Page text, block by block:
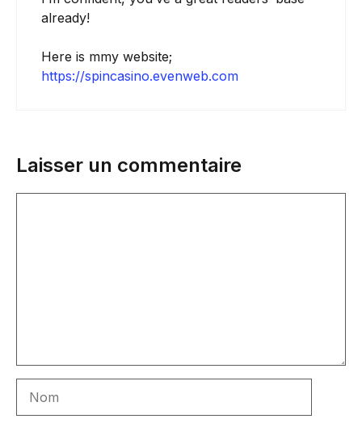
already!
Here is mmy website;
https://spincasino.evenweb.com
Laisser un commentaire